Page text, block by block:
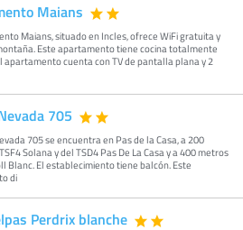
Maians
Maians, situado en Incles, ofrece WiFi gratuita y
Este apartamento tiene cocina totalmente
apartamento cuenta con TV de pantalla plana y 2
705
705 se encuentra en Pas de la Casa, a 200
Solana y del TSD4 Pas De La Casa y a 400 metros
Blanc. El establecimiento tiene balcón. Este
di
Perdrix blanche